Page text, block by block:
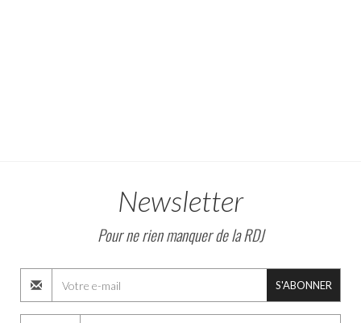
Newsletter
Pour ne rien manquer de la RDJ
S'ABONNER